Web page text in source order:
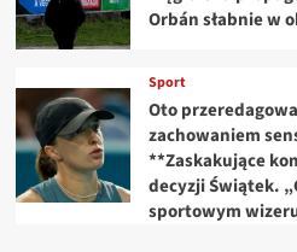
Orbán słabnie w
Sport
Oto
zachowaniem
**Zaskakujące
decyzji Świątek.
sportowym